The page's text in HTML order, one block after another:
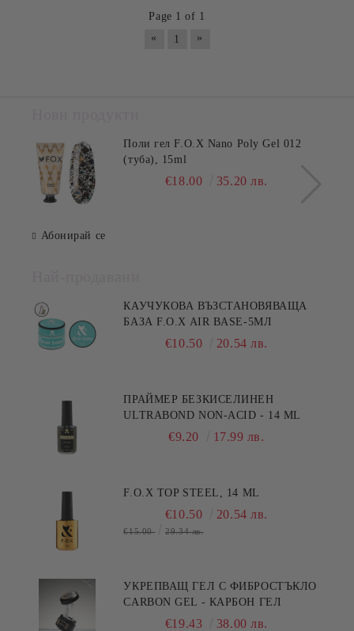
Page 1 of 1
«
1 »
Поли гел F.O.X Nano Poly Gel 012
(туба), 15ml
€18.00 35.20 лв.
Абонирай се
КАУЧУКОВА ВЪЗСТАНОВЯВАЩА
БАЗА F.O.X AIR BASE-5МЛ
€10.50 20.54 лв.
ПРАЙМЕР БЕЗКИСЕЛИНЕН
ULTRABOND NON-ACID - 14 ML
€9.20 17.99 лв.
F.O.X TOP STEEL, 14 ML
€10.50 20.54 лв.
€15.00 29.34 лв.
УКРЕПВАЩ ГЕЛ С ФИБРОСТЪКЛО
CARBON GEL - КАРБОН ГЕЛ
€19.43 38.00 лв.